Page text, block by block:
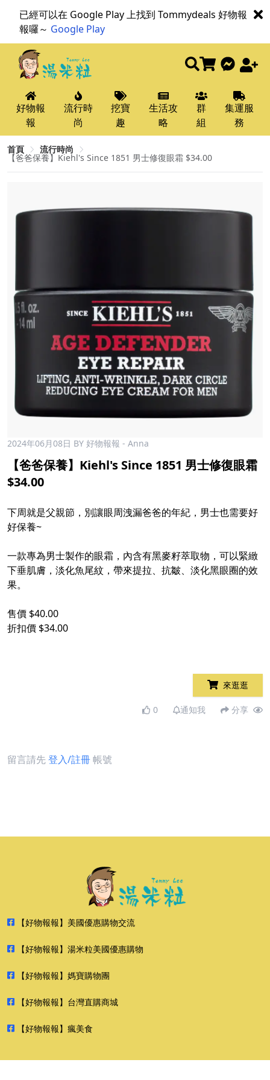
已經可以在 Google Play 上找到 Tommydeals 好物報
報囉～ Google Play
好物報
報
流行時
尚
挖寶
趣
生活攻
略
群
組
集運服
務
首頁 流行時尚
【爸爸保養】Kiehl's Since 1851 男士修復眼霜 $34.00
2024年06月08日 BY 好物報報 - Anna
【爸爸保養】Kiehl's Since 1851 男士修復眼霜
$34.00
下周就是父親節，別讓眼周洩漏爸爸的年紀，男士也需要好
好保養~
一款專為男士製作的眼霜，內含有黑麥籽萃取物，可以緊緻
下垂肌膚，淡化魚尾紋，帶來提拉、抗皺、淡化黑眼圈的效
果。
售價 $40.00
折扣價 $34.00
來逛逛
0 通知我 分享
留言請先登入/註冊帳號
【好物報報】美國優惠購物交流
【好物報報】湯米粒美國優惠購物
【好物報報】媽寶購物團
【好物報報】台灣直購商城
【好物報報】瘋美食